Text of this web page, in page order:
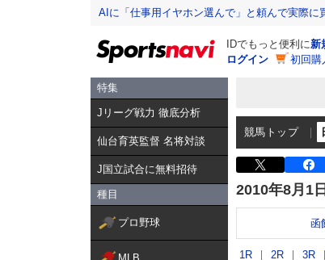
AIに「仕事用イヤホン選んで」と頼んで実際に
IDでもっと便利に新
ログイン
初回購
特集
Jリーグ戦力 徹底分析
仙台育英監督 名将対談
J国立試合に無料招待
種目
プロ野球
MLB
競馬トップ
2010年8月1
函
1R 2R 3R